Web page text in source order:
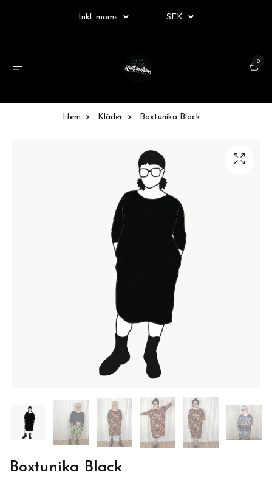
Inkl. moms SEK
0
Hem Kläder Boxtunika Black
Boxtunika Black